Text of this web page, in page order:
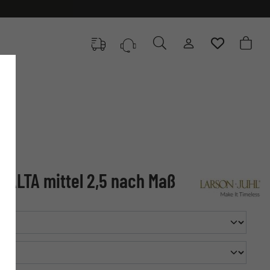
mittel 2,5 nach Maß